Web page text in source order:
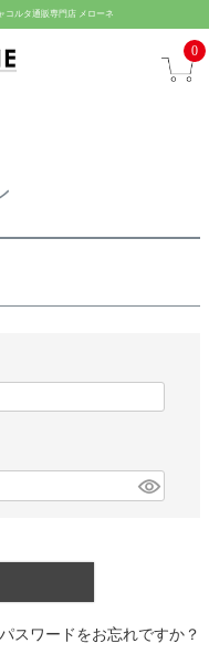
コルタ通販専門店 メローネ
0
パスワードをお忘れですか？
ジト
ップ